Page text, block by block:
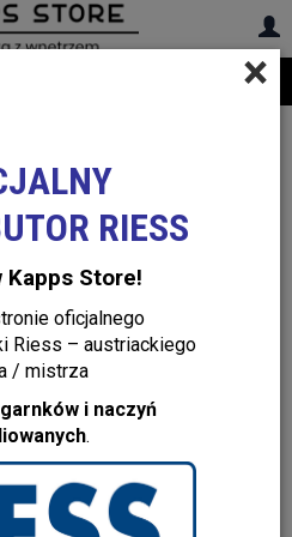
+48 22 299 19 84
×
RIESS
Kapps Store!
oficjalnego
Riess – austriackiego
/ mistrza
i naczyń
.